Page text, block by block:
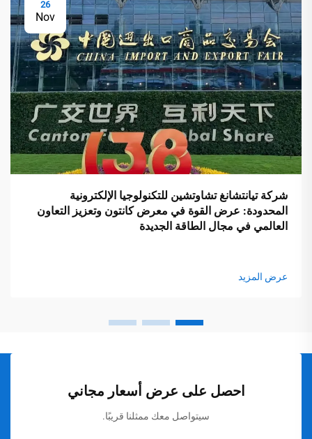
26
Nov
شركة تيانتشانغ تشاوتشين للتكنولوجيا الإلكترونية
المحدودة: عرض القوة في معرض كانتون وتعزيز التعاون
العالمي في مجال الطاقة الجديدة
عرض المزيد
احصل على عرض أسعار مجاني
سيتواصل معك ممثلنا قريبًا.